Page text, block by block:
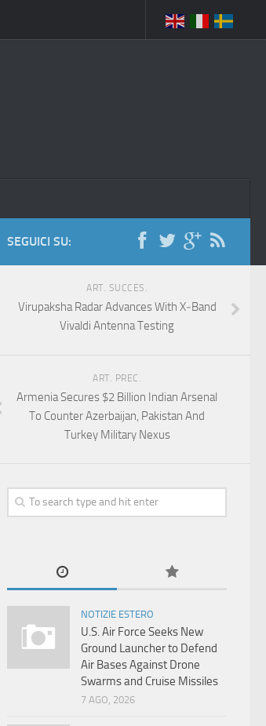
SEGUICI SU:
ART. SUCCES.
Virupaksha Radar Advances With X‑Band
Vivaldi Antenna Testing
ART. PREC.
Armenia Secures $2 Billion Indian Arsenal
To Counter Azerbaijan, Pakistan And
Turkey Military Nexus
NOTIZIE ESTERO
U.S. Air Force Seeks New
Ground Launcher to Defend
Air Bases Against Drone
Swarms and Cruise Missiles
7 AGO, 2026